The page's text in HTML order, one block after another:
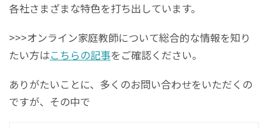
各社さまざまな特色を打ち出しています。
>>>オンライン家庭教師について総合的な情報を知り
たい方はこちらの記事をご確認ください。
ありがたいことに、多くのお問い合わせをいただくの
ですが、その中で